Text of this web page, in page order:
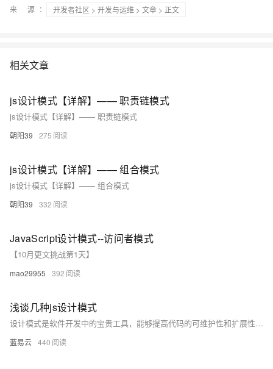
来 源：
开发者社区 > 开发与运维 > 文章 > 正文
相关文章
js设计模式【详解】—— 职责链模式
js设计模式【详解】—— 职责链模式
朝阳39 275
js设计模式【详解】—— 组合模式
js设计模式【详解】—— 组合模式
朝阳39 332
JavaScript设计模式--访问者模式
【10月更文挑战第1天】
mao29955 392
浅谈几种js设计模式
设计模式是软件开发中的宝贵工具，能够提高代码的可维护性和扩展性。通过单例模式、工厂模式、观察者模式和策略模式，我们可以解决不同场景下的实际问题，编写更加优雅和高效的代码。
蓝易云 440